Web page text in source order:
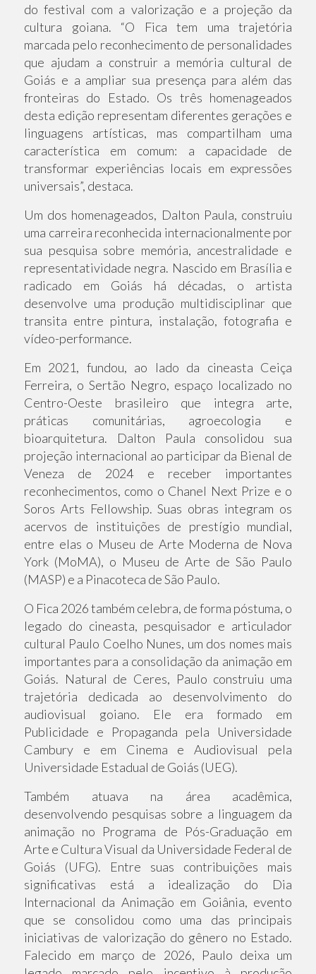
do festival com a valorização e a projeção da
cultura goiana. “O Fica tem uma trajetória
marcada pelo reconhecimento de personalidades
que ajudam a construir a memória cultural de
Goiás e a ampliar sua presença para além das
fronteiras do Estado. Os três homenageados
desta edição representam diferentes gerações e
linguagens artísticas, mas compartilham uma
característica em comum: a capacidade de
transformar experiências locais em expressões
universais”, destaca.
Um dos homenageados, Dalton Paula, construiu
uma carreira reconhecida internacionalmente por
sua pesquisa sobre memória, ancestralidade e
representatividade negra. Nascido em Brasília e
radicado em Goiás há décadas, o artista
desenvolve uma produção multidisciplinar que
transita entre pintura, instalação, fotografia e
vídeo-performance.
Em 2021, fundou, ao lado da cineasta Ceiça
Ferreira, o Sertão Negro, espaço localizado no
Centro-Oeste brasileiro que integra arte,
práticas comunitárias, agroecologia e
bioarquitetura. Dalton Paula consolidou sua
projeção internacional ao participar da Bienal de
Veneza de 2024 e receber importantes
reconhecimentos, como o Chanel Next Prize e o
Soros Arts Fellowship. Suas obras integram os
acervos de instituições de prestígio mundial,
entre elas o Museu de Arte Moderna de Nova
York (MoMA), o Museu de Arte de São Paulo
(MASP) e a Pinacoteca de São Paulo.
O Fica 2026 também celebra, de forma póstuma, o
legado do cineasta, pesquisador e articulador
cultural Paulo Coelho Nunes, um dos nomes mais
importantes para a consolidação da animação em
Goiás. Natural de Ceres, Paulo construiu uma
trajetória dedicada ao desenvolvimento do
audiovisual goiano. Ele era formado em
Publicidade e Propaganda pela Universidade
Cambury e em Cinema e Audiovisual pela
Universidade Estadual de Goiás (UEG).
Também atuava na área acadêmica,
desenvolvendo pesquisas sobre a linguagem da
animação no Programa de Pós-Graduação em
Arte e Cultura Visual da Universidade Federal de
Goiás (UFG). Entre suas contribuições mais
significativas está a idealização do Dia
Internacional da Animação em Goiânia, evento
que se consolidou como uma das principais
iniciativas de valorização do gênero no Estado.
Falecido em março de 2026, Paulo deixa um